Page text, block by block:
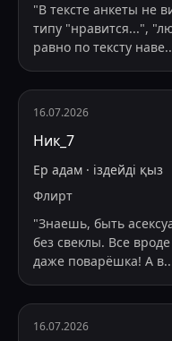
"В тексте анкеты не
типу "нравится...",
равно по тексту наве
16.07.2026
Ник_7
Ер адам · іздейді қыз
Флирт
"Знаешь, быть
без свеклы. Все
даже поварёшка! А в
16.07.2026